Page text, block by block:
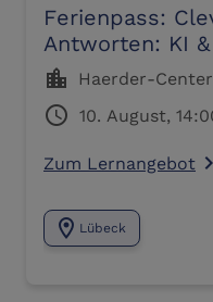
Ferienpass:
Antworten: KI
location_city Haerder-
schedule
Zum Lernangebot navigate_next
location_on Lübeck